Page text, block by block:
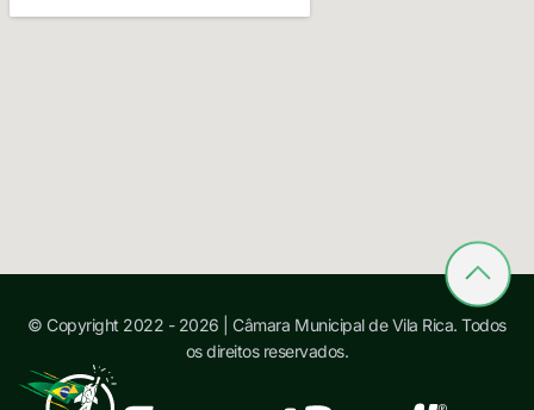
© Copyright 2022 - 2026 | Câmara Municipal de Vila Rica. Todos
os direitos reservados.